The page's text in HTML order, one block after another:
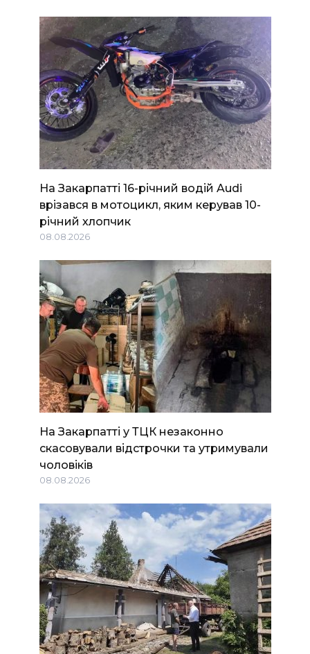
На Закарпатті 16-річний водій Audi
врізався в мотоцикл, яким керував 10-
річний хлопчик
08.08.2026
На Закарпатті у ТЦК незаконно
скасовували відстрочки та утримували
чоловіків
08.08.2026